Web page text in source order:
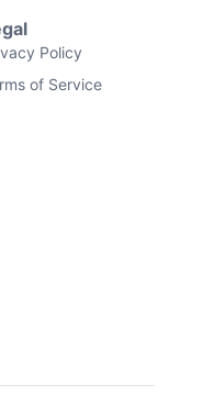
Policy
of Service